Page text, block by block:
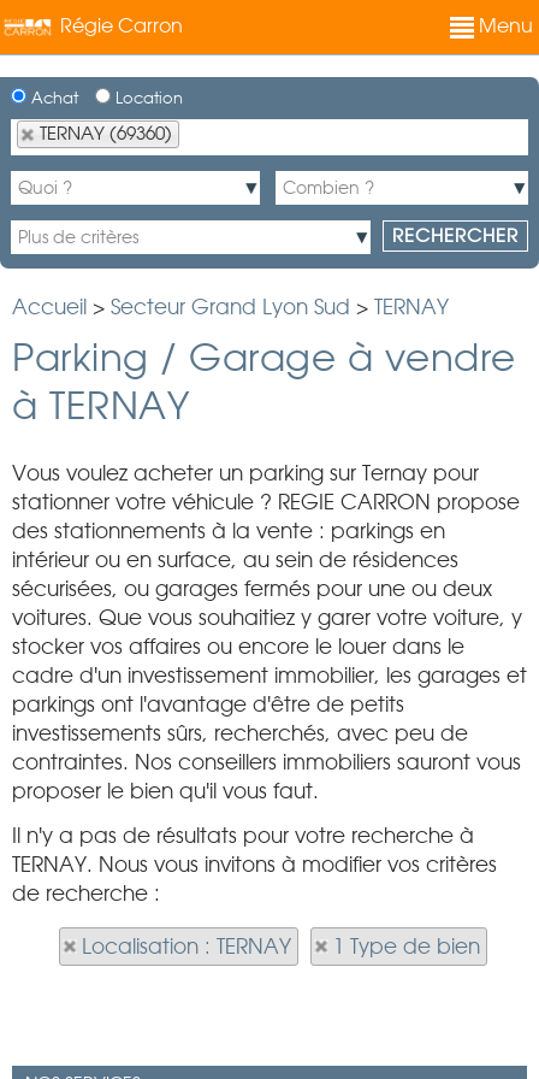
Régie Carron Menu
Achat Location
TERNAY (69360)
Accueil > Secteur Grand Lyon Sud > TERNAY
Parking / Garage à vendre
à TERNAY
Vous voulez acheter un parking sur Ternay pour
stationner votre véhicule ? REGIE CARRON propose
des stationnements à la vente : parkings en
intérieur ou en surface, au sein de résidences
sécurisées, ou garages fermés pour une ou deux
voitures. Que vous souhaitiez y garer votre voiture, y
stocker vos affaires ou encore le louer dans le
cadre d'un investissement immobilier, les garages et
parkings ont l'avantage d'être de petits
investissements sûrs, recherchés, avec peu de
contraintes. Nos conseillers immobiliers sauront vous
proposer le bien qu'il vous faut.
Il n'y a pas de résultats pour votre recherche à
TERNAY. Nous vous invitons à modifier vos critères
de recherche :
Localisation : TERNAY 1 Type de bien